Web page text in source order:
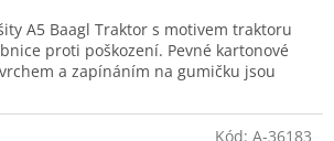
A5 Baagl Traktor s motivem traktoru
proti poškození. Pevné kartonové
a zapínáním na gumičku jsou
Kód: A-36183